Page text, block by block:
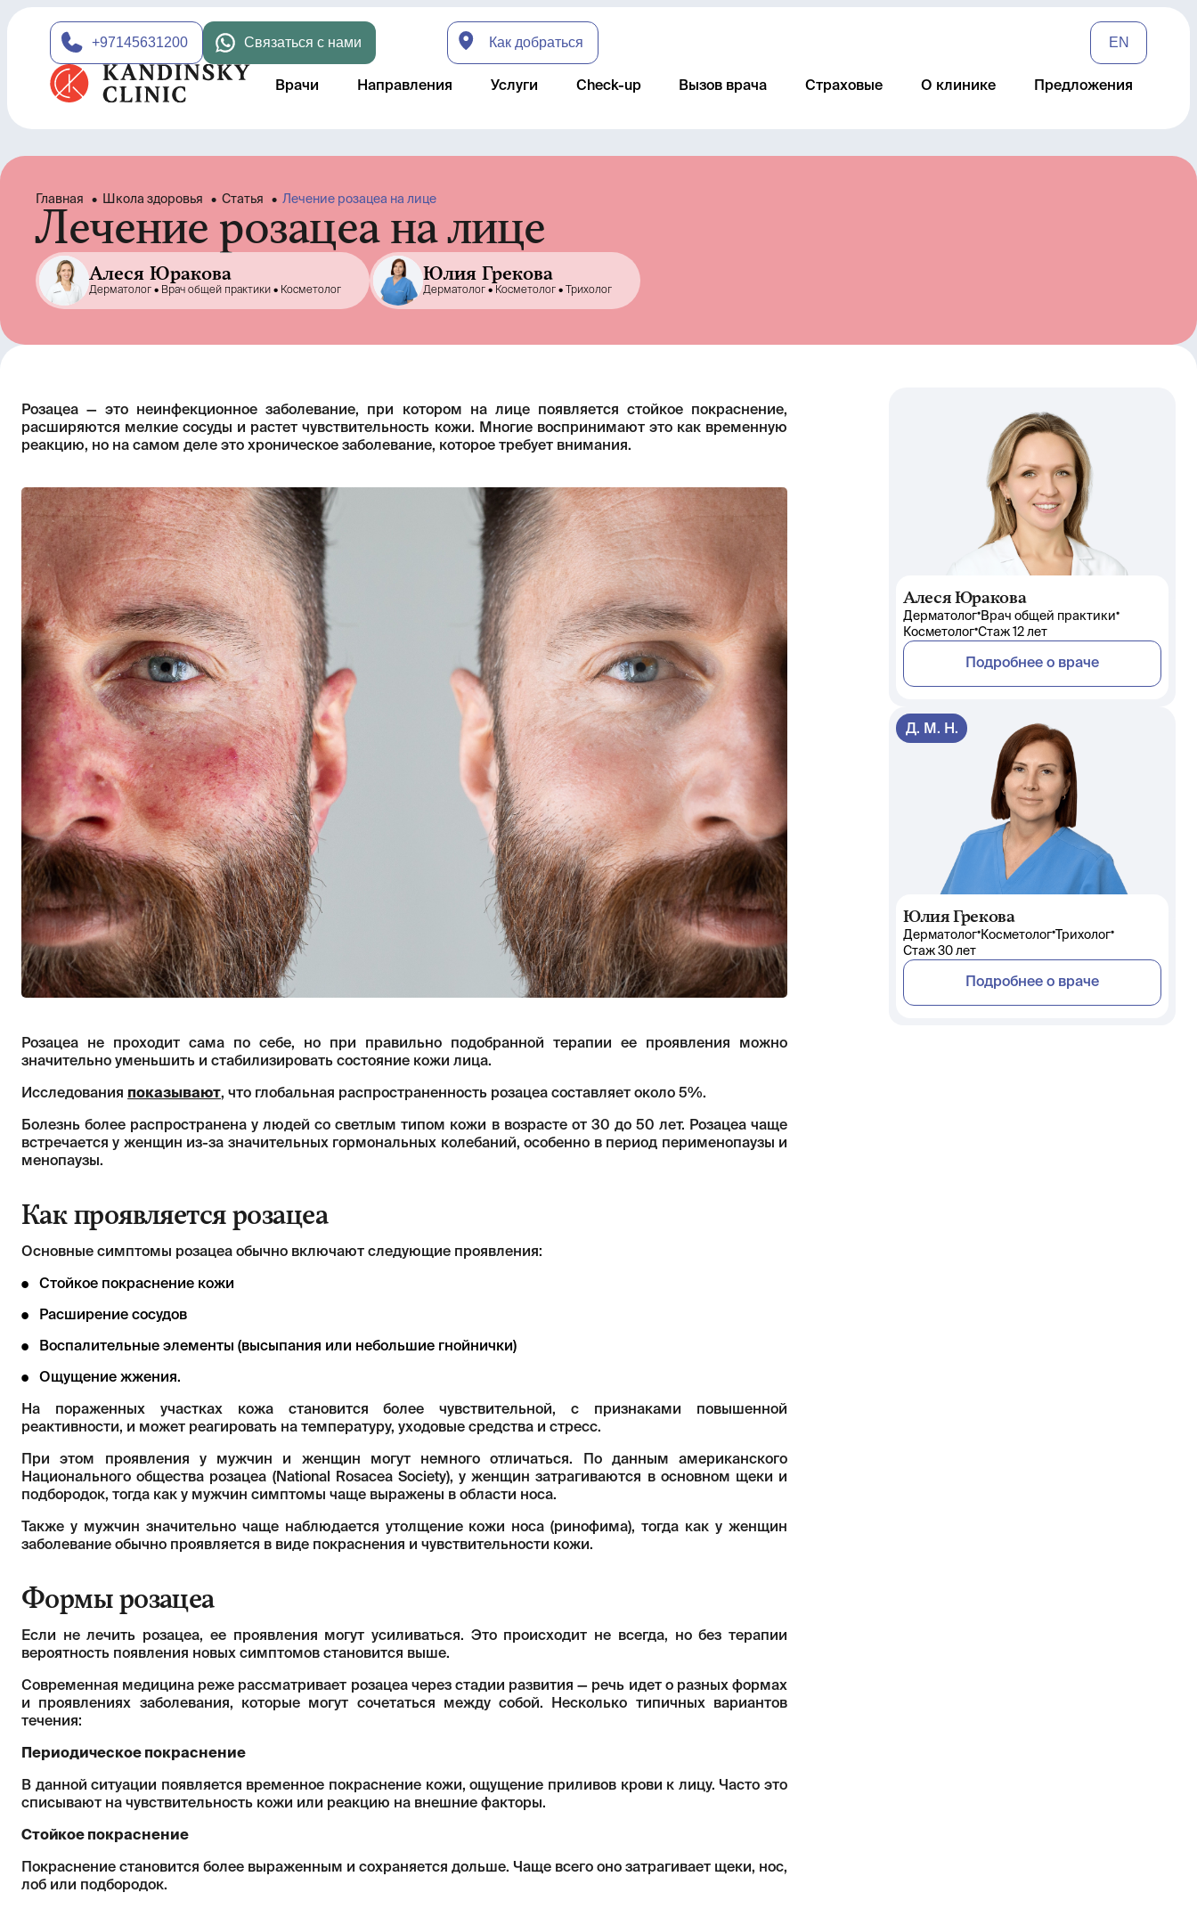
+97145631200 Связаться с нами Как добраться EN
Врачи Направления Услуги Check-up Вызов врача Страховые О клинике Предложения
Главная • Школа здоровья • Статья • Лечение розацеа на лице
Лечение розацеа на лице
Алеся Юракова
Дерматолог • Врач общей практики • Косметолог
Юлия Грекова
Дерматолог • Косметолог • Трихолог
Розацеа — это неинфекционное заболевание, при котором на лице появляется стойкое покраснение,
расширяются мелкие сосуды и растет чувствительность кожи. Многие воспринимают это как временную
реакцию, но на самом деле это хроническое заболевание, которое требует внимания.
Розацеа не проходит сама по себе, но при правильно подобранной терапии ее проявления можно
значительно уменьшить и стабилизировать состояние кожи лица.
Исследования показывают, что глобальная распространенность розацеа составляет около 5%.
Болезнь более распространена у людей со светлым типом кожи в возрасте от 30 до 50 лет. Розацеа чаще
встречается у женщин из-за значительных гормональных колебаний, особенно в период перименопаузы и
менопаузы.
Как проявляется розацеа
Основные симптомы розацеа обычно включают следующие проявления:
Стойкое покраснение кожи
Расширение сосудов
Воспалительные элементы (высыпания или небольшие гнойнички)
Ощущение жжения.
На пораженных участках кожа становится более чувствительной, с признаками повышенной
реактивности, и может реагировать на температуру, уходовые средства и стресс.
При этом проявления у мужчин и женщин могут немного отличаться. По данным американского
Национального общества розацеа (National Rosacea Society), у женщин затрагиваются в основном щеки и
подбородок, тогда как у мужчин симптомы чаще выражены в области носа.
Также у мужчин значительно чаще наблюдается утолщение кожи носа (ринофима), тогда как у женщин
заболевание обычно проявляется в виде покраснения и чувствительности кожи.
Формы розацеа
Если не лечить розацеа, ее проявления могут усиливаться. Это происходит не всегда, но без терапии
вероятность появления новых симптомов становится выше.
Современная медицина реже рассматривает розацеа через стадии развития — речь идет о разных формах
и проявлениях заболевания, которые могут сочетаться между собой. Несколько типичных вариантов
течения:
Периодическое покраснение
В данной ситуации появляется временное покраснение кожи, ощущение приливов крови к лицу. Часто это
списывают на чувствительность кожи или реакцию на внешние факторы.
Стойкое покраснение
Покраснение становится более выраженным и сохраняется дольше. Чаще всего оно затрагивает щеки, нос,
лоб или подбородок.
Алеся Юракова
Дерматолог• Врач общей практики•
Косметолог•Стаж 12 лет
Подробнее о враче
Д. М. Н.
Юлия Грекова
Дерматолог• Косметолог• Трихолог•
Стаж 30 лет
Подробнее о враче